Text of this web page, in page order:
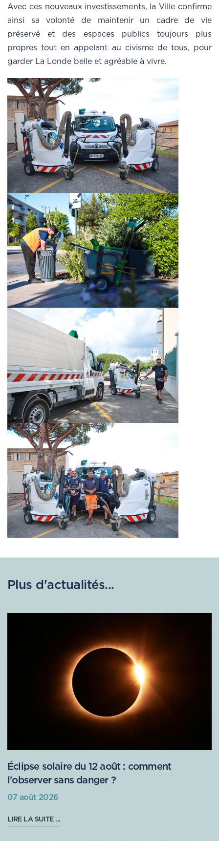
Avec ces nouveaux investissements, la Ville confirme
ainsi sa volonté de maintenir un cadre de vie
préservé et des espaces publics toujours plus
propres tout en appelant au civisme de tous, pour
garder La Londe belle et agréable à vivre.
Plus d'actualités...
Éclipse solaire du 12 août : comment
l'observer sans danger ?
07 août 2026
LIRE LA SUITE ...